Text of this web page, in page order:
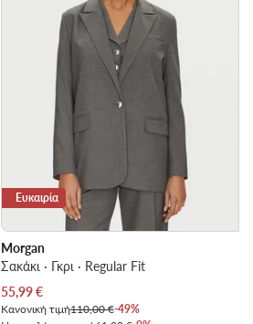
Ευκαιρία
Morgan
Σακάκι · Γκρι · Regular Fit
Τρέχουσα τιμή
55,99€
Κανονική τιμή110,00 €-49%